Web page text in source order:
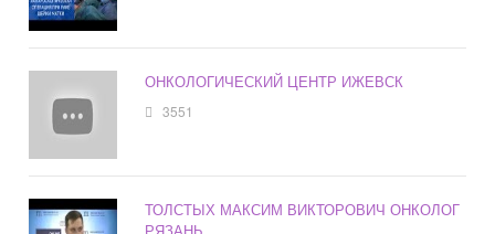
ОНКОЛОГИЧЕСКИЙ ЦЕНТР ИЖЕВСК
3551
ТОЛСТЫХ МАКСИМ ВИКТОРОВИЧ ОНКОЛОГ